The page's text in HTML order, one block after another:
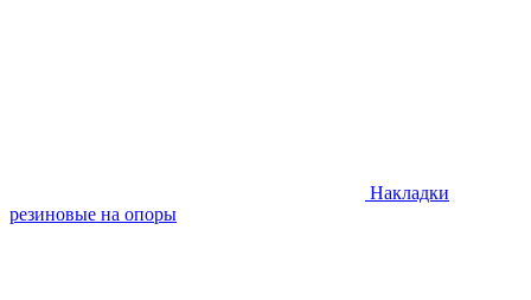
Накладки
резиновые на опоры